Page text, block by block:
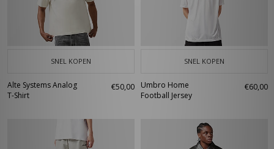
SNEL KOPEN
Alte Systems Analog
T-Shirt
€50,00
SNEL KOPEN
Umbro Home
Football Jersey
€60,00